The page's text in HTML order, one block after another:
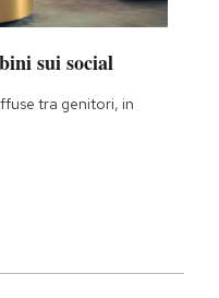
sui social
tra genitori, in